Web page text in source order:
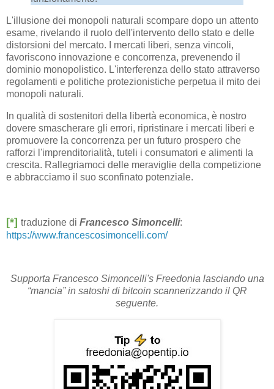
L'illusione dei monopoli naturali scompare dopo un attento
esame, rivelando il ruolo dell'intervento dello stato e delle
distorsioni del mercato. I mercati liberi, senza vincoli,
favoriscono innovazione e concorrenza, prevenendo il
dominio monopolistico. L'interferenza dello stato attraverso
regolamenti e politiche protezionistiche perpetua il mito dei
monopoli naturali.
In qualità di sostenitori della libertà economica, è nostro
dovere smascherare gli errori, ripristinare i mercati liberi e
promuovere la concorrenza per un futuro prospero che
rafforzi l'imprenditorialità, tuteli i consumatori e alimenti la
crescita. Rallegriamoci delle meraviglie della competizione
e abbracciamo il suo sconfinato potenziale.
[*] traduzione di Francesco Simoncelli:
https://www.francescosimoncelli.com/
Supporta Francesco Simoncelli's Freedonia lasciando una
“mancia” in satoshi di bitcoin scannerizzando il QR
seguente.